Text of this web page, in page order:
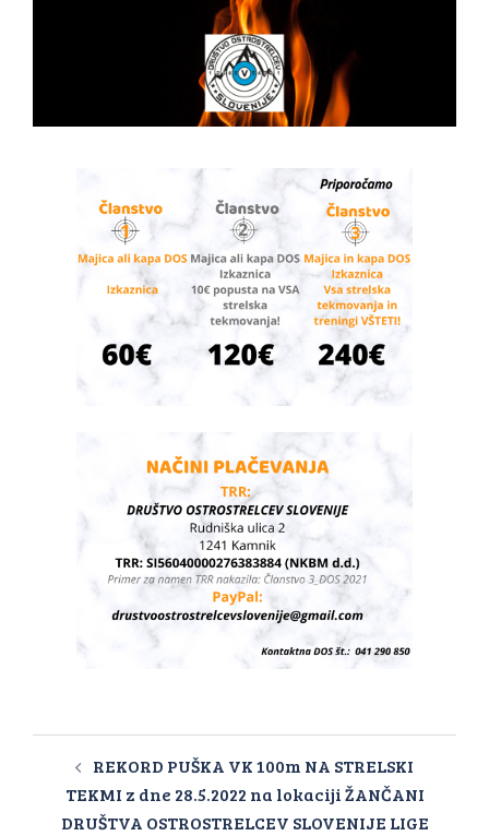
REKORD PUŠKA VK 100m NA STRELSKI
TEKMI z dne 28.5.2022 na lokaciji ŽANČANI
DRUŠTVA OSTROSTRELCEV SLOVENIJE LIGE